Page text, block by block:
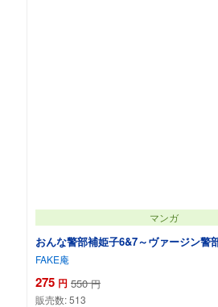
マンガ
おんな警部補姫子6&7～ヴァージン警
FAKE庵
275 円 550 円
販売数:513